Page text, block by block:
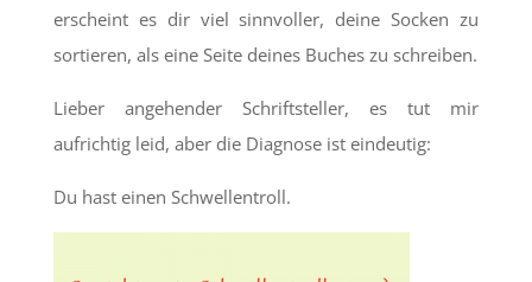
erscheint es dir viel sinnvoller, deine Socken zu
sortieren, als eine Seite deines Buches zu schreiben.
Lieber angehender Schriftsteller, es tut mir
aufrichtig leid, aber die Diagnose ist eindeutig:
Du hast einen Schwellentroll.